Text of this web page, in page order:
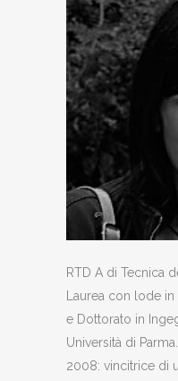
RTD A di Tecnica
Laurea con lode
e Dottorato in
Università di Parma.
2008: vincitrice di